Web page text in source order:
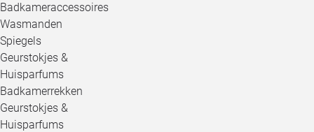
Badkameraccessoires
Wasmanden
Spiegels
Geurstokjes &
Huisparfums
Badkamerrekken
Geurstokjes &
Huisparfums